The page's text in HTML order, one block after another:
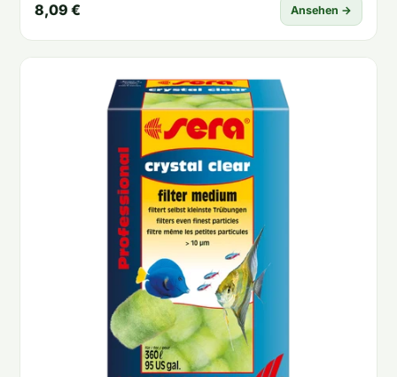
8,09 € Ansehen →